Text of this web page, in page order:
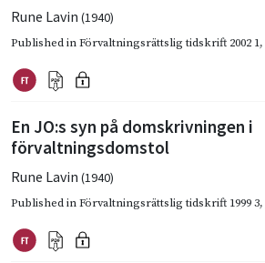
Rune Lavin (1940)
Published inFörvaltningsrättslig tidskrift 2002 1,
En JO:s syn på domskrivningen i
förvaltningsdomstol
Rune Lavin (1940)
Published inFörvaltningsrättslig tidskrift 1999 3,